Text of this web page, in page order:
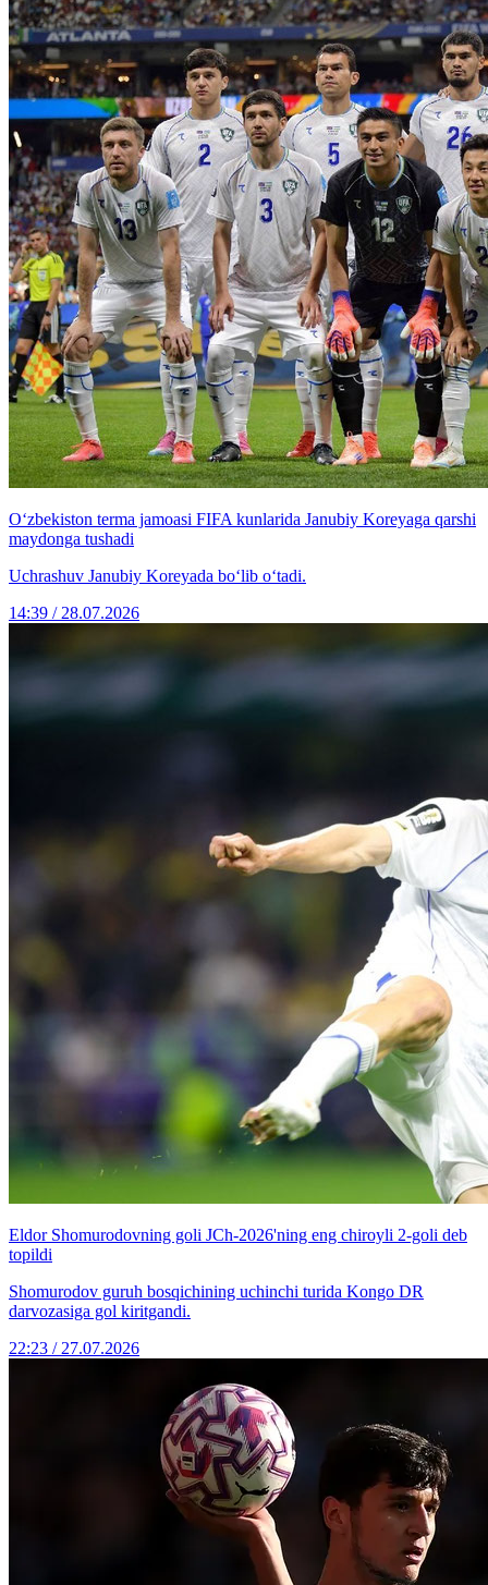
O‘zbekiston terma jamoasi FIFA kunlarida Janubiy Koreyaga qarshi
maydonga tushadi
Uchrashuv Janubiy Koreyada bo‘lib o‘tadi.
14:39 / 28.07.2026
Eldor Shomurodovning goli JCh-2026'ning eng chiroyli 2-goli deb
topildi
Shomurodov guruh bosqichining uchinchi turida Kongo DR
darvozasiga gol kiritgandi.
22:23 / 27.07.2026